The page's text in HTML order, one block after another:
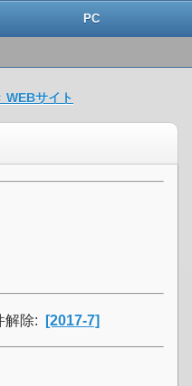
PC
WEBサイト
解除: [2017-7]